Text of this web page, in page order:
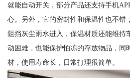
就能自动开关，部分产品还支持手机
心。另外，它的密封性和保温性也不错
阻挡灰尘雨水进入，保温材质还能维持
动困难，也能保护怕冻的存放物品，同
材，使用寿命长，日常打理很简单。